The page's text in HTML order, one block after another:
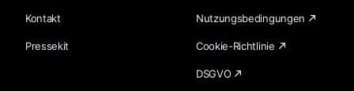
Kontakt
Pressekit
Nutzungsbedingungen
Cookie-Richtlinie
DSGVO